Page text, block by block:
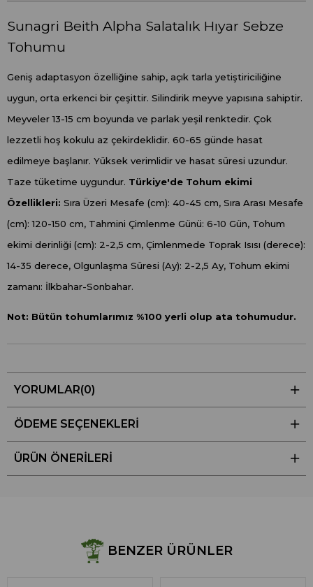
Sunagri Beith Alpha Salatalık Hıyar Sebze
Tohumu
Geniş adaptasyon özelliğine sahip, açık tarla yetiştiriciliğine
uygun, orta erkenci bir çeşittir. Silindirik meyve yapısına sahiptir.
Meyveler 13-15 cm boyunda ve parlak yeşil renktedir. Çok
lezzetli hoş kokulu az çekirdeklidir. 60-65 günde hasat
edilmeye başlanır. Yüksek verimlidir ve hasat süresi uzundur.
Taze tüketime uygundur. Türkiye'de Tohum ekimi
Özellikleri: Sıra Üzeri Mesafe (cm): 40-45 cm, Sıra Arası Mesafe
(cm): 120-150 cm, Tahmini Çimlenme Günü: 6-10 Gün, Tohum
ekimi derinliği (cm): 2-2,5 cm, Çimlenmede Toprak Isısı (derece):
14-35 derece, Olgunlaşma Süresi (Ay): 2-2,5 Ay, Tohum ekimi
zamanı: İlkbahar-Sonbahar.
Not: Bütün tohumlarımız %100 yerli olup ata tohumudur.
YORUMLAR(0)
ÖDEME SEÇENEKLERI
ÜRÜN ÖNERILERI
BENZER ÜRÜNLER